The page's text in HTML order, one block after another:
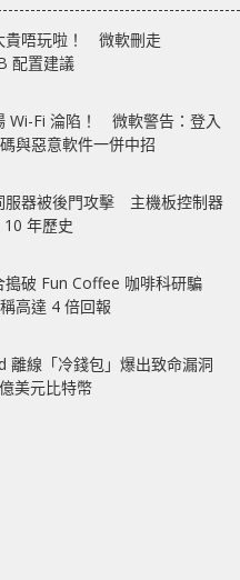
貴唔玩啦！ 微軟刪走
配置建議
Wi-Fi 淪陷！ 微軟警告：登入
與惡意軟件一併中招
服器被後門攻擊 主機板控制器
年歷史
搗破 Fun Coffee 咖啡科研騙
高達 4 倍回報
離線「冷錢包」爆出致命漏洞
美元比特幣